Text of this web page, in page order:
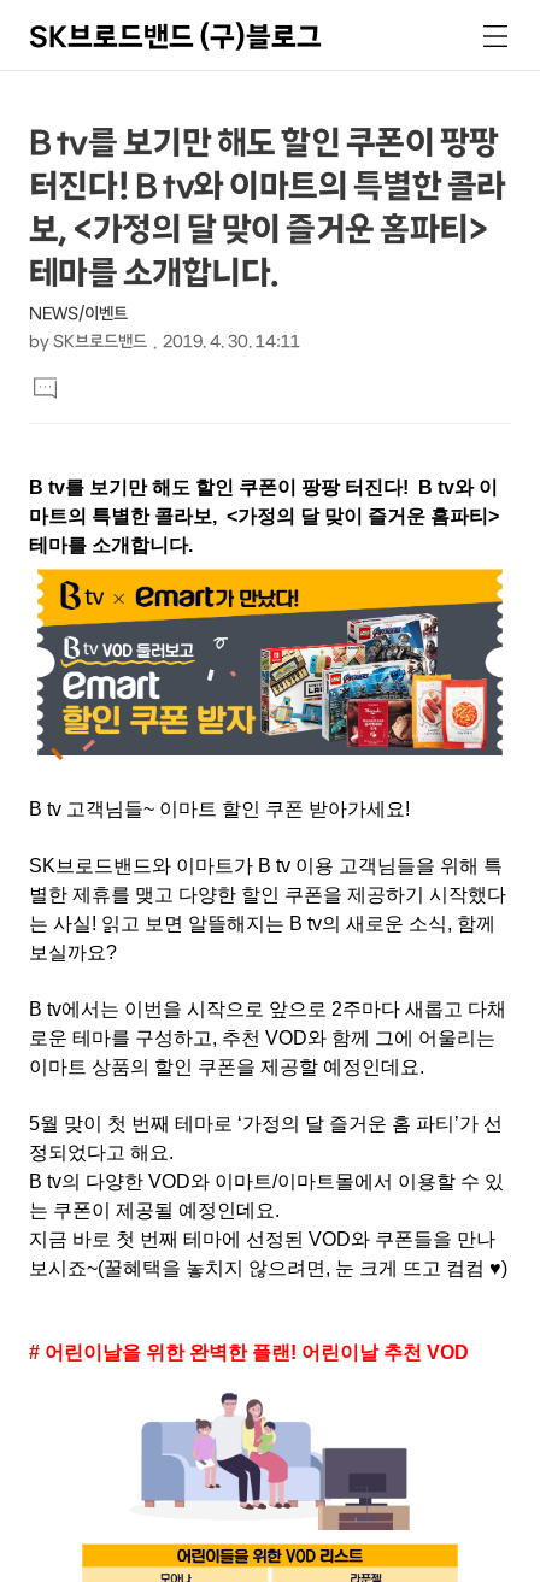
SK브로드밴드 (구)블로그
색
메
뉴
상
세
컨
텐
츠
본
문
제
목
B tv를 보기만 해도 할인 쿠폰이 팡팡
터진다! B tv와 이마트의 특별한 콜라
보, <가정의 달 맞이 즐거운 홈파티>
테마를 소개합니다.
NEWS/이벤트
by SK브로드밴드 2019. 4. 30. 14:11
문
댓
글
B tv를 보기만 해도 할인 쿠폰이 팡팡 터진다! B tv와 이
마트의 특별한 콜라보, <가정의 달 맞이 즐거운 홈파티>
테마를 소개합니다.
B tv 고객님들~ 이마트 할인 쿠폰 받아가세요!
SK브로드밴드와 이마트가 B tv 이용 고객님들을 위해 특
별한 제휴를 맺고 다양한 할인 쿠폰을 제공하기 시작했다
는 사실! 읽고 보면 알뜰해지는 B tv의 새로운 소식, 함께
보실까요?
B tv에서는 이번을 시작으로 앞으로 2주마다 새롭고 다채
로운 테마를 구성하고, 추천 VOD와 함께 그에 어울리는
이마트 상품의 할인 쿠폰을 제공할 예정인데요.
5월 맞이 첫 번째 테마로 ‘가정의 달 즐거운 홈 파티’가 선
정되었다고 해요.
B tv의 다양한 VOD와 이마트/이마트몰에서 이용할 수 있
는 쿠폰이 제공될 예정인데요.
지금 바로 첫 번째 테마에 선정된 VOD와 쿠폰들을 만나
보시죠~(꿀혜택을 놓치지 않으려면, 눈 크게 뜨고 컴컴 ♥)
# 어린이날을 위한 완벽한 플랜! 어린이날 추천 VOD